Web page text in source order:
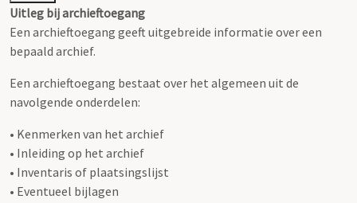
Uitleg bij archieftoegang
Een archieftoegang geeft uitgebreide informatie over een
bepaald archief.
Een archieftoegang bestaat over het algemeen uit de
navolgende onderdelen:
• Kenmerken van het archief
• Inleiding op het archief
• Inventaris of plaatsingslijst
• Eventueel bijlagen